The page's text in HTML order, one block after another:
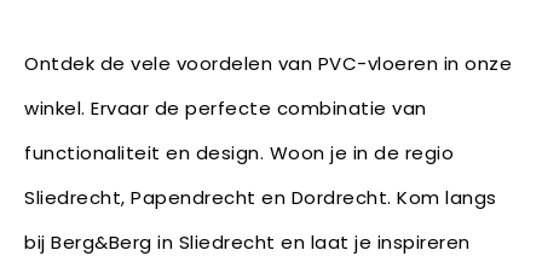
Ontdek de vele voordelen van PVC-vloeren in onze
winkel. Ervaar de perfecte combinatie van
functionaliteit en design. Woon je in de regio
Sliedrecht, Papendrecht en Dordrecht. Kom langs
bij Berg&Berg in Sliedrecht en laat je inspireren